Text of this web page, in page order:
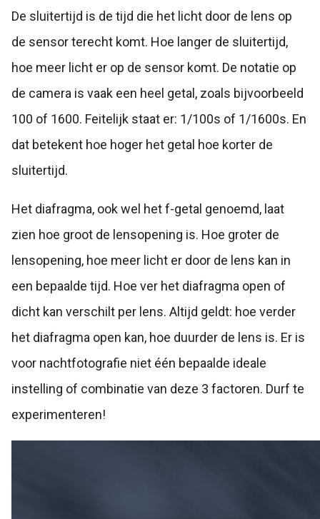
De sluitertijd is de tijd die het licht door de lens op
de sensor terecht komt. Hoe langer de sluitertijd,
hoe meer licht er op de sensor komt. De notatie op
de camera is vaak een heel getal, zoals bijvoorbeeld
100 of 1600. Feitelijk staat er: 1/100s of 1/1600s. En
dat betekent hoe hoger het getal hoe korter de
sluitertijd.
Het diafragma, ook wel het f-getal genoemd, laat
zien hoe groot de lensopening is. Hoe groter de
lensopening, hoe meer licht er door de lens kan in
een bepaalde tijd. Hoe ver het diafragma open of
dicht kan verschilt per lens. Altijd geldt: hoe verder
het diafragma open kan, hoe duurder de lens is. Er is
voor nachtfotografie niet één bepaalde ideale
instelling of combinatie van deze 3 factoren. Durf te
experimenteren!